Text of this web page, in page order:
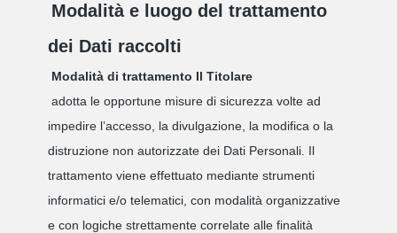
Modalità e luogo del trattamento
dei Dati raccolti
Modalità di trattamento Il Titolare
adotta le opportune misure di sicurezza volte ad
impedire l’accesso, la divulgazione, la modifica o la
distruzione non autorizzate dei Dati Personali. Il
trattamento viene effettuato mediante strumenti
informatici e/o telematici, con modalità organizzative
e con logiche strettamente correlate alle finalità